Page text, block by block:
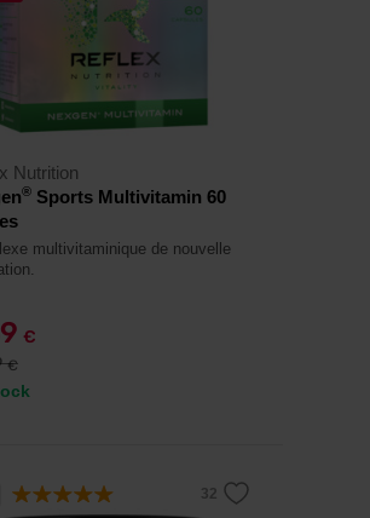
Nutrition
® Sports Multivitamin 60
multivitaminique de nouvelle
€
€